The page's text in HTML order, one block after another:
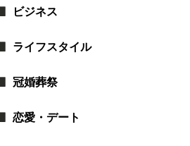
ビジネス
ライフスタイル
冠婚葬祭
恋愛・デート